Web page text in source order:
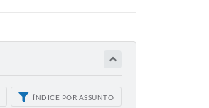
ÍNDICE POR ASSUNTO